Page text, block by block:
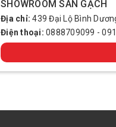
SHOWROOM SÀN GẠCH
Địa chỉ:439 Đại Lộ Bình
Điện thoại: 0888709099 -